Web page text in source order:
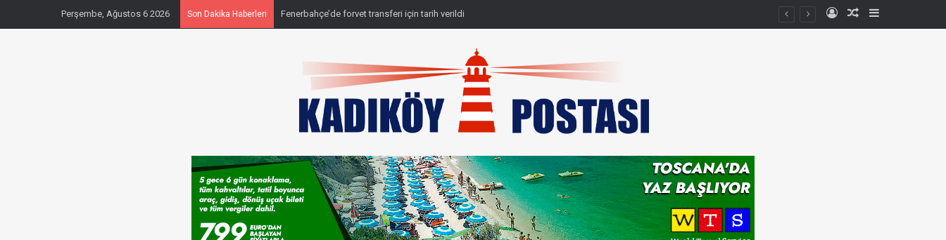
Perşembe, Ağustos 6 2026 Son Dakika Haberleri Fenerbahçe’de forvet transferi için tarih verildi Kayıt OlRastgele Makale